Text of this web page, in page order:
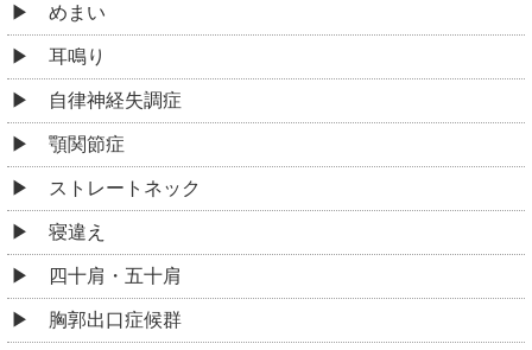
めまい
耳鳴り
自律神経失調症
顎関節症
ストレートネック
寝違え
四十肩・五十肩
胸郭出口症候群